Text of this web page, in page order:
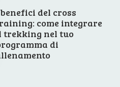
del cross
come integrare
trekking nel tuo
di